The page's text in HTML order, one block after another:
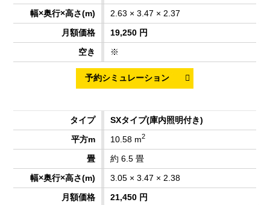
2.63 × 3.47 × 2.37
19,250 円
※
SXタイプ(庫内照明付き)
10.58 m2
約 6.5 畳
3.05 × 3.47 × 2.38
21,450 円